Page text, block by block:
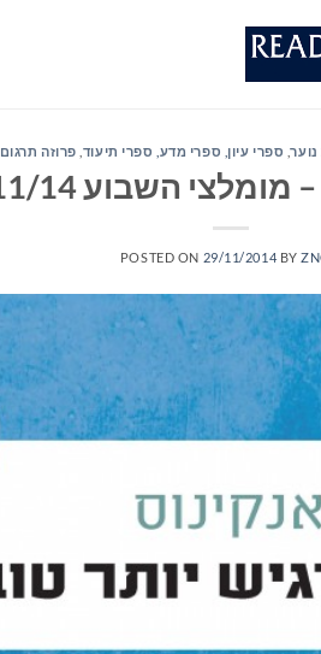
, ספרי עיון, ספרי מדע, ספרי תיעוד פרוזה תרגום
השבוע 30/11/14
POSTED ON 29/11/2014 BY